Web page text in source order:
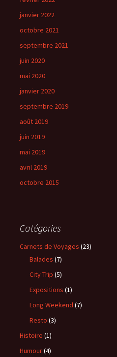
janvier 2022
octobre 2021
septembre 2021
juin 2020
mai 2020
janvier 2020
septembre 2019
août 2019
juin 2019
mai 2019
avril 2019
octobre 2015
Catégories
Carnets de Voyages (23)
Balades (7)
City Trip (5)
Expositions (1)
Long Weekend (7)
Resto (3)
Histoire (1)
Humour(4)